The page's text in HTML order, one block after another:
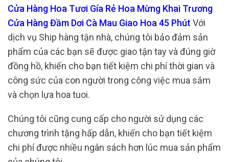
Cửa Hàng Hoa Tươi Gía Rẻ Hoa Mừng Khai Trương
Cửa Hàng Đầm Dơi Cà Mau Giao Hoa 45 Phút Với
dịch vụ Ship hàng tận nhà, chúng tôi bảo đảm sản
phẩm của các bạn sẽ được giao tận tay và đúng giờ
đồng hồ, khiến cho bạn tiết kiệm chi phí thời gian và
công sức của con người trong công việc mua sắm
và chọn lựa hoa tuoi.
Chúng tôi cũng cung cấp cho người sử dụng các
chương trình tặng hấp dẫn, khiến cho bạn tiết kiệm
chi phí được nhiều ngân sách hơn lúc mua sản phẩm